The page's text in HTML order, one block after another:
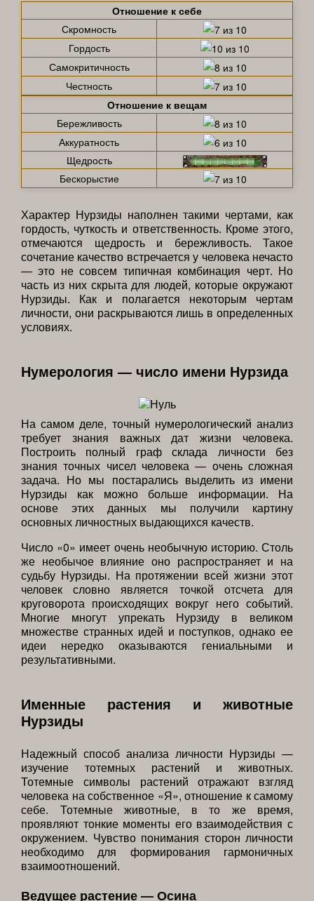
Отношение к себе
Скромность
Гордость
Самокритичность
Честность
Отношение к вещам
Бережливость
Аккуратность
Щедрость
Бескорыстие
Характер Нурзиды наполнен такими чертами, как
гордость, чуткость и ответственность. Кроме этого,
отмечаются щедрость и бережливость. Такое
сочетание качество встречается у человека нечасто
— это не совсем типичная комбинация черт. Но
часть из них скрыта для людей, которые окружают
Нурзиды. Как и полагается некоторым чертам
личности, они раскрываются лишь в определенных
условиях.
Нумерология — число имени Нурзида
На самом деле, точный нумерологический анализ
требует знания важных дат жизни человека.
Построить полный граф склада личности без
знания точных чисел человека — очень сложная
задача. Но мы постарались выделить из имени
Нурзиды как можно больше информации. На
основе этих данных мы получили картину
основных личностных выдающихся качеств.
Число «0» имеет очень необычную историю. Столь
же необычое влияние оно распространяет и на
судьбу Нурзиды. На протяжении всей жизни этот
человек словно является точкой отсчета для
круговорота происходящих вокруг него событий.
Многие многут упрекать Нурзиду в великом
множестве странных идей и поступков, однако ее
идеи нередко оказываются гениальными и
результативными.
Именные растения и животные
Нурзиды
Надежный способ анализа личности Нурзиды —
изучение тотемных растений и животных.
Тотемные символы растений отражают взгляд
человека на собственное «Я», отношение к самому
себе. Тотемные животные, в то же время,
проявляют тонкие моменты его взаимодействия с
окружением. Чувство понимания сторон личности
необходимо для формирования гармоничных
взаимоотношений.
Ведущее растение — Осина